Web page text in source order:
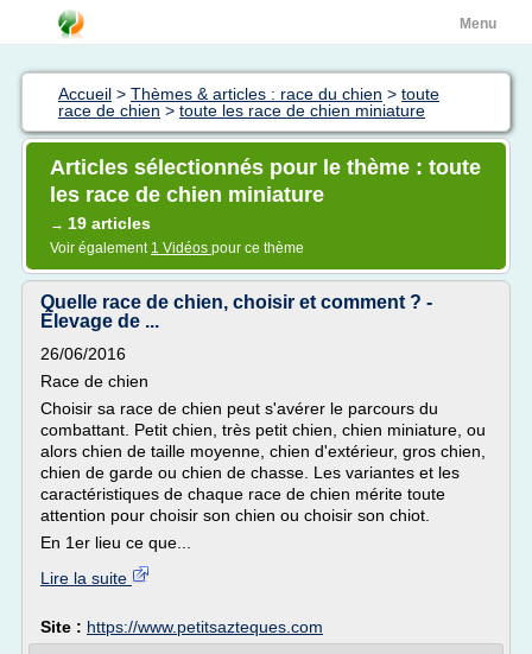
Menu
Accueil > Thèmes & articles : race du chien > toute
race de chien > toute les race de chien miniature
Articles sélectionnés pour le thème : toute
les race de chien miniature
→ 19 articles
Voir également 1 Vidéos pour ce thème
Quelle race de chien, choisir et comment ? -
Élevage de ...
26/06/2016
Race de chien
Choisir sa race de chien peut s'avérer le parcours du
combattant. Petit chien, très petit chien, chien miniature, ou
alors chien de taille moyenne, chien d'extérieur, gros chien,
chien de garde ou chien de chasse. Les variantes et les
caractéristiques de chaque race de chien mérite toute
attention pour choisir son chien ou choisir son chiot.
En 1er lieu ce que...
Lire la suite
Site : https://www.petitsazteques.com